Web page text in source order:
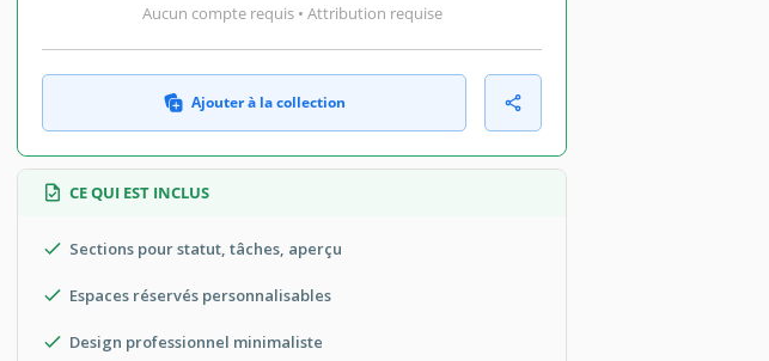
Aucun compte requis • Attribution requise
Ajouter à la collection
CE QUI EST INCLUS
Sections pour statut, tâches, aperçu
Espaces réservés personnalisables
Design professionnel minimaliste